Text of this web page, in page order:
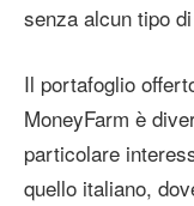
senza alcun tipo
Il portafoglio
MoneyFarm è
particolare
quello italiano,